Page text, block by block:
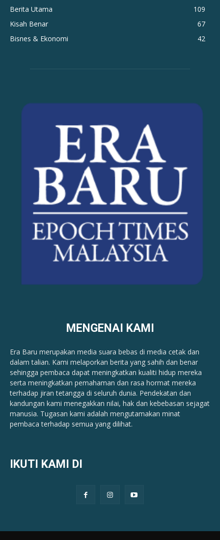
Berita Utama
109
Kisah Benar
67
Bisnes & Ekonomi
42
MENGENAI KAMI
Era Baru merupakan media suara bebas di media cetak dan
dalam talian. Kami melaporkan berita yang sahih dan benar ​​
sehingga pembaca dapat meningkatkan kualiti hidup mereka
serta meningkatkan pemahaman dan rasa hormat mereka
terhadap jiran tetangga di seluruh dunia. Pendekatan dan
kandungan kami menegakkan nilai, hak dan kebebasan sejagat
manusia. Tugasan kami adalah mengutamakan minat
pembaca terhadap semua yang dilihat.
IKUTI KAMI DI